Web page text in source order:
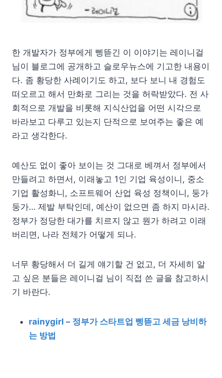
한 개발자가 정부에게 삥뜯긴 이 이야기는 레이니걸
님이 블로그에 공개하고 슬로우뉴스에 기고한 내용이
다. 좀 황당한 사례이기도 하고, 보다 보니 내 경험도
떠오르고 해서 만화로 그리는 것을 허락받았다. 전 사
회적으로 개발을 비롯해 지식산업을 어떤 시각으로
바라보고 다루고 있는지 단적으로 보여주는 좋은 예
라고 생각한다.
예산도 없이 좋아 보이는 것 그대로 베껴서 정부에서
만들려고 하면서, 이래놓고 1인 기업 육성이니, 중소
기업 활성화니, 소프트웨어 산업 육성 정책이니, 둥가
둥가… 제발 부탁인데, 예산이 없으면 좀 하지 마시라.
정부가 정당한 대가를 치르지 않고 뭔가 하려고 이래
버리면, 나라 전체가 어떻게 되나.
너무 황당해서 더 길게 얘기할 건 없고, 더 자세히 알
고 싶은 분들은 레이니걸 님이 직접 쓴 글을 참고하시
기 바란다.
rainygirl – 정부가 스타트업 삥뜯고 세금 낭비하
는 방법